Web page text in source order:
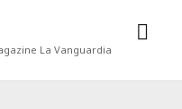
La Vanguardia
abrir